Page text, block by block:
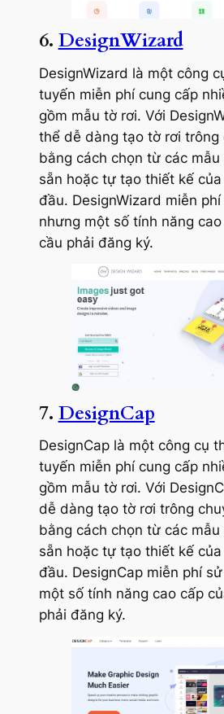
6. DesignWizard
DesignWizard là một công
tuyến miễn phí cung cấp
gồm mẫu tờ rơi. Với
thể dễ dàng tạo tờ rơi trông
bằng cách chọn từ các
sẵn hoặc tự tạo thiết kế
đầu. DesignWizard miễn
nhưng một số tính năng
cầu phải đăng ký.
7. DesignCap
DesignCap là một công cụ
tuyến miễn phí cung cấp
gồm mẫu tờ rơi. Với
dễ dàng tạo tờ rơi trông
bằng cách chọn từ các
sẵn hoặc tự tạo thiết kế
đầu. DesignCap miễn phí
một số tính năng cao cấp
phải đăng ký.